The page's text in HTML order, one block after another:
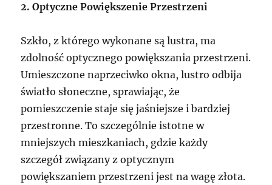
2. Optyczne Powiększenie Przestrzeni
Szkło, z którego wykonane są lustra, ma
zdolność optycznego powiększania przestrzeni.
Umieszczone naprzeciwko okna, lustro odbija
światło słoneczne, sprawiając, że
pomieszczenie staje się jaśniejsze i bardziej
przestronne. To szczególnie istotne w
mniejszych mieszkaniach, gdzie każdy
szczegół związany z optycznym
powiększaniem przestrzeni jest na wagę złota.